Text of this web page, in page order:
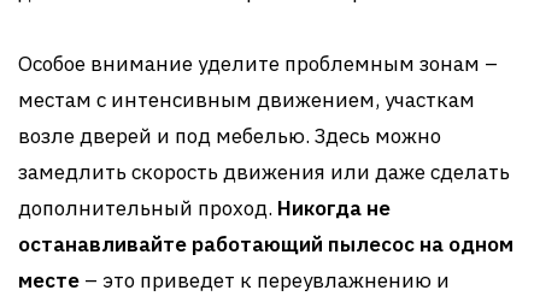
Особое внимание уделите проблемным зонам –
местам с интенсивным движением, участкам
возле дверей и под мебелью. Здесь можно
замедлить скорость движения или даже сделать
дополнительный проход. Никогда не
останавливайте работающий пылесос на одном
месте – это приведет к переувлажнению и